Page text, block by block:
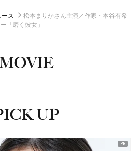
ース
松本まりかさん主演／作家・本谷有希
「磨く彼女」
UP